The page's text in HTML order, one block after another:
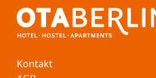
Kontakt